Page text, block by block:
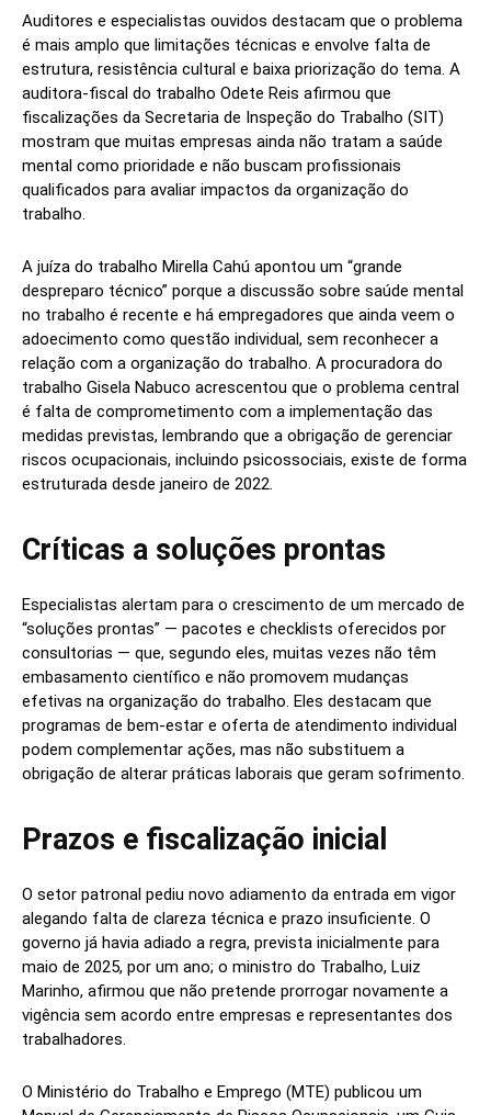
Auditores e especialistas ouvidos destacam que o problema
é mais amplo que limitações técnicas e envolve falta de
estrutura, resistência cultural e baixa priorização do tema. A
auditora-fiscal do trabalho Odete Reis afirmou que
fiscalizações da Secretaria de Inspeção do Trabalho (SIT)
mostram que muitas empresas ainda não tratam a saúde
mental como prioridade e não buscam profissionais
qualificados para avaliar impactos da organização do
trabalho.
A juíza do trabalho Mirella Cahú apontou um “grande
despreparo técnico” porque a discussão sobre saúde mental
no trabalho é recente e há empregadores que ainda veem o
adoecimento como questão individual, sem reconhecer a
relação com a organização do trabalho. A procuradora do
trabalho Gisela Nabuco acrescentou que o problema central
é falta de comprometimento com a implementação das
medidas previstas, lembrando que a obrigação de gerenciar
riscos ocupacionais, incluindo psicossociais, existe de forma
estruturada desde janeiro de 2022.
Críticas a soluções prontas
Especialistas alertam para o crescimento de um mercado de
“soluções prontas” — pacotes e checklists oferecidos por
consultorias — que, segundo eles, muitas vezes não têm
embasamento científico e não promovem mudanças
efetivas na organização do trabalho. Eles destacam que
programas de bem-estar e oferta de atendimento individual
podem complementar ações, mas não substituem a
obrigação de alterar práticas laborais que geram sofrimento.
Prazos e fiscalização inicial
O setor patronal pediu novo adiamento da entrada em vigor
alegando falta de clareza técnica e prazo insuficiente. O
governo já havia adiado a regra, prevista inicialmente para
maio de 2025, por um ano; o ministro do Trabalho, Luiz
Marinho, afirmou que não pretende prorrogar novamente a
vigência sem acordo entre empresas e representantes dos
trabalhadores.
O Ministério do Trabalho e Emprego (MTE) publicou um